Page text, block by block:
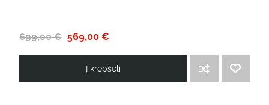
699,00 € 569,00 €
Į krepšelį